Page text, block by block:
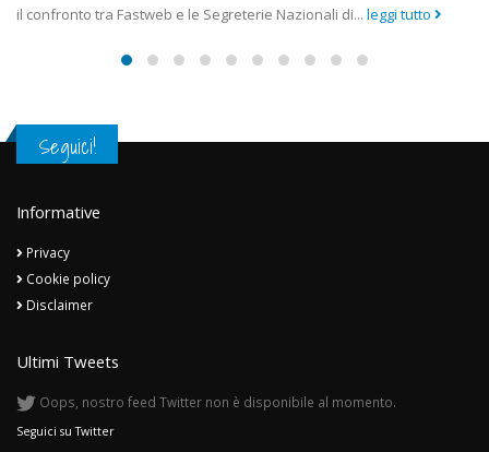
tutto
copione...leggi tutto
Seguici!
Informative
Privacy
Cookie policy
Disclaimer
Ultimi Tweets
Oops, nostro feed Twitter non è disponibile al momento.
Seguici su Twitter